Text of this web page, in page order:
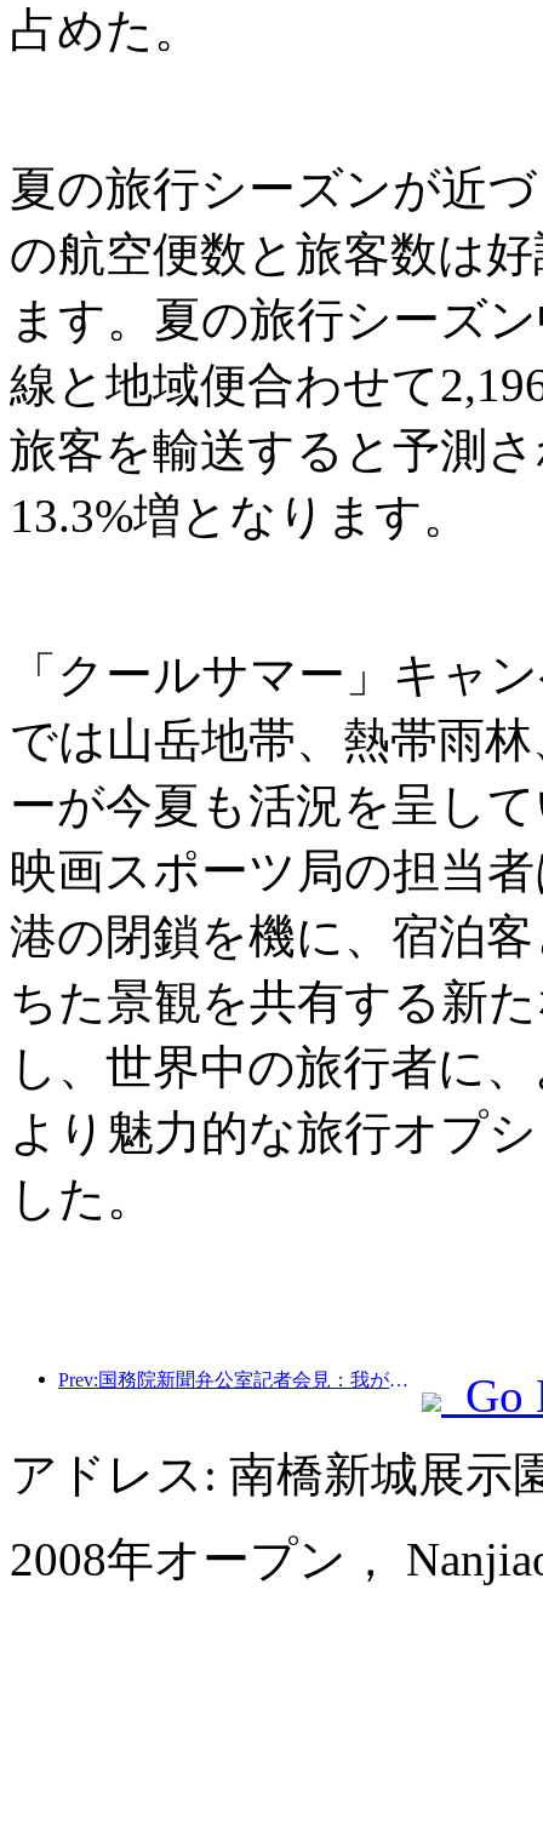
占めた。
夏の旅行シーズンが近
の航空便数と旅客数は
ます。夏の旅行シーズ
線と地域便合わせて
旅客を輸送すると予測
13.3%増となります。
「クールサマー」キャ
では山岳地帯、熱帯雨
ーが今夏も活況を呈し
映画スポーツ局の担当
港の閉鎖を機に、宿泊
ちた景観を共有する新
し、世界中の旅行者に
より魅力的な旅行オプ
した。
Prev:国務院新聞弁公室記者会見：我が国の越境旅行収入は今年上半期に42％増加した
Go
アドレス: 南橋新城展示
2008年オープン，